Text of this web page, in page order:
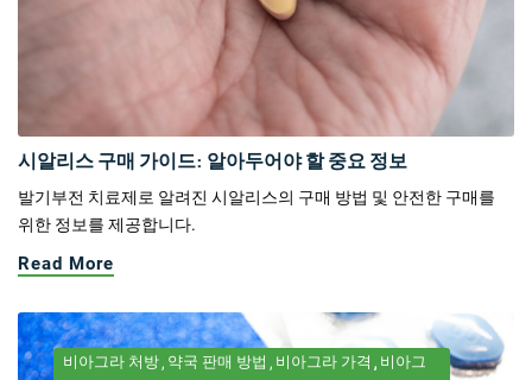
시알리스 구매 가이드: 알아두어야 할 중요 정보
발기부전 치료제로 알려진 시알리스의 구매 방법 및 안전한 구매를
위한 정보를 제공합니다.
Read More
비아그라 처방 약국 판매 방법 비아그라 가격
비아그